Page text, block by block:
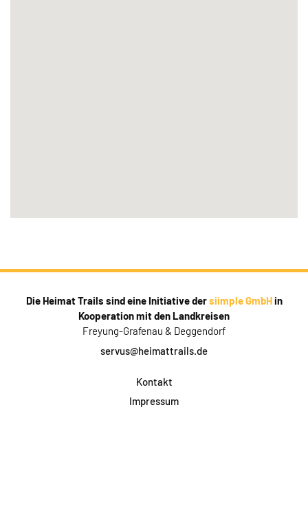
Die Heimat Trails sind eine Initiative dersiimple GmbHin
Kooperation mit den Landkreisen
Freyung-Grafenau & Deggendorf
servus@heimattrails.de
Kontakt
Impressum